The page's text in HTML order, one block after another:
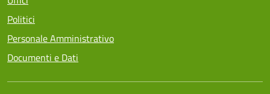
Politici
Personale Amministrativo
Documenti e Dati